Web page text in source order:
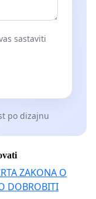
sastaviti
po dizajnu
ZAKONA O
DOBROBITI